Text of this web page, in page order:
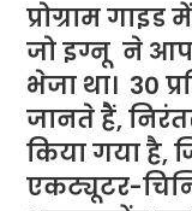
प्रोग्राम
जोइग्नू ने
भेजा था। 30
जानते हैं,
किया गया है,
एकट्यूटर-